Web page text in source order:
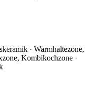
· Warmhaltezone,
Kombikochzone ·